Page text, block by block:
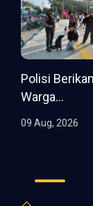
Polisi
Warga...
09 Aug, 2026